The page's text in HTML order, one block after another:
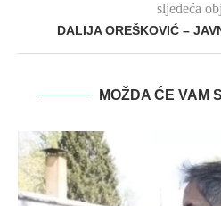
sljedeća
DALIJA OREŠKOVIĆ –
MOŽDA ĆE VAM